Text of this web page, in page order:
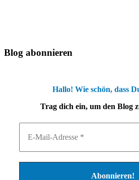
Blog abonnieren
Hallo! Wie schön, dass
Trag dich ein, um den Blog